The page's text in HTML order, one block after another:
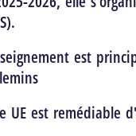
est
UE est remédiable